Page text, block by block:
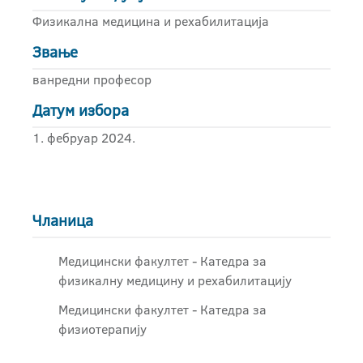
Физикална медицина и рехабилитација
Звање
ванредни професор
Датум избора
1. фебруар 2024.
Чланица
Медицински факултет - Катедра за
физикалну медицину и рехабилитацију
Медицински факултет - Катедра за
физиотерапију